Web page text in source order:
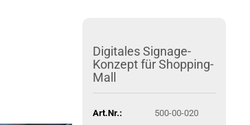
Digitales Signage-
Konzept für Shopping-
Mall
Art.Nr.:
500-00-020